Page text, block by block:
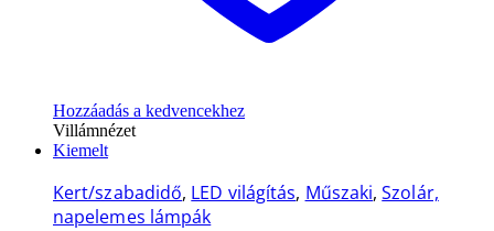
Hozzáadás a kedvencekhez
Villámnézet
Kiemelt
Kert/szabadidő, LED világítás, Műszaki,Szolár,
napelemes lámpák